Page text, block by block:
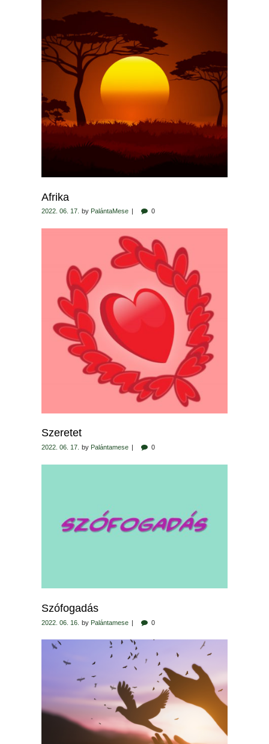
Afrika
2022. 06. 17. by PalántaMese 0
Szeretet
2022. 06. 17. by Palántamese 0
Szófogadás
2022. 06. 16. by Palántamese 0